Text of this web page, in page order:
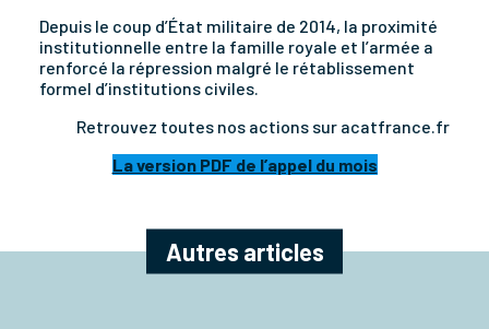
Depuis le coup d’État militaire de 2014, la proximité
institutionnelle entre la famille royale et l’armée a
renforcé la répression malgré le rétablissement
formel d’institutions civiles.
Retrouvez toutes nos actions sur acatfrance.fr
La version PDF de l’appel du mois
Autres articles